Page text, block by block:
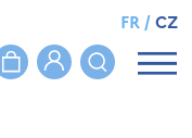
FR/CZ